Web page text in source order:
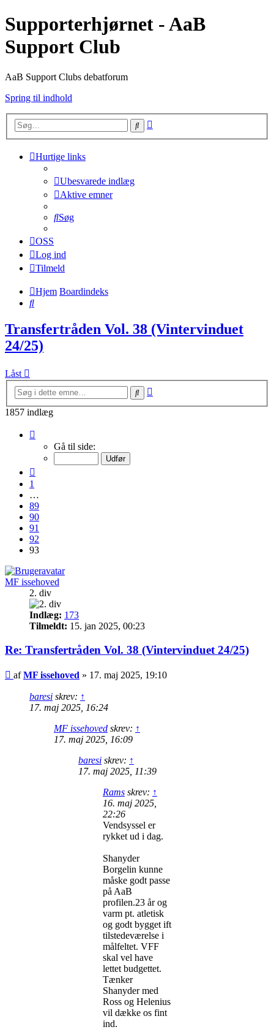
Supporterhjørnet - AaB
Support Club
AaB Support Clubs debatforum
Spring til indhold
Søg
Hurtige links
Ubesvarede indlæg
Aktive emner
Søg
OSS
Log ind
Tilmeld
Hjem Boardindeks
Søg
Transfertråden Vol. 38 (Vintervinduet
24/25)
Låst
Søg
1857 indlæg
93
Gå til side:
1
…
89
90
91
92
93
MF issehoved
2. div
Indlæg: 173
Tilmeldt: 15. jan 2025, 00:23
Re: Transfertråden Vol. 38 (Vintervinduet 24/25)
Indlæg
afMF issehoved » 17. maj 2025, 19:10
baresi skrev: ↑
17. maj 2025, 16:24
MF issehoved skrev: ↑
17. maj 2025, 16:09
baresi skrev: ↑
17. maj 2025, 11:39
Rams skrev: ↑
16. maj 2025,
22:26
Vendsyssel er
rykket ud i dag.
Shanyder
Borgelin kunne
måske godt passe
på AaB
profilen.23 år og
varm pt. atletisk
og godt bygget ift
tilstedeværelse i
målfeltet. VFF
skal vel have
lettet budgettet.
Tænker
Shanyder med
Ross og Helenius
vil dække os fint
ind.